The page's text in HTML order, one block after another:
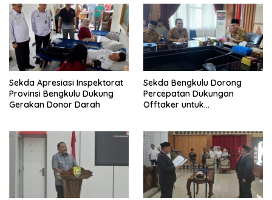
Sekda Apresiasi Inspektorat
Provinsi Bengkulu Dukung
Gerakan Donor Darah
Sekda Bengkulu Dorong
Percepatan Dukungan
Offtaker untuk